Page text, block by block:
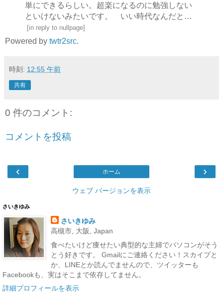
単にできるらしい。超楽になるのに勉強しない
といけないみたいです。 いい時代なんだと…
[in reply to nullpage]
Powered by twtr2src.
時刻: 12:55 午前
共有
0 件のコメント:
コメントを投稿
‹ ›
ホーム
ウェブ バージョンを表示
さいきゆみ
さいきゆみ
高槻市, 大阪, Japan
食べたいけど痩せたい典型的な主婦でパソコンがそう
とう好きです。 Gmailにご連絡ください！スカイプと
か、LINEとか読んでませんので、ツイッターも
Facebookも、実はそこまで依存してません。
詳細プロフィールを表示